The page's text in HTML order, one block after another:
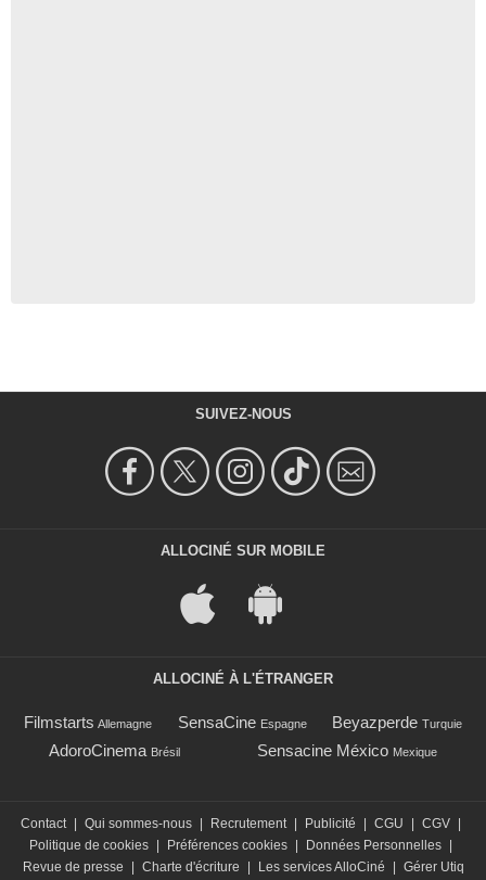
SUIVEZ-NOUS
ALLOCINÉ SUR MOBILE
ALLOCINÉ À L'ÉTRANGER
Filmstarts Allemagne SensaCine Espagne Beyazperde Turquie
AdoroCinema Brésil Sensacine México Mexique
Contact | Qui sommes-nous | Recrutement | Publicité | CGU | CGV |
Politique de cookies | Préférences cookies | Données Personnelles |
Revue de presse
| Charte d'écriture | Les services AlloCiné | Gérer Utiq